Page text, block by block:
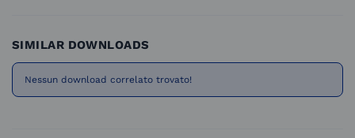
SIMILAR DOWNLOADS
Nessun download correlato trovato!